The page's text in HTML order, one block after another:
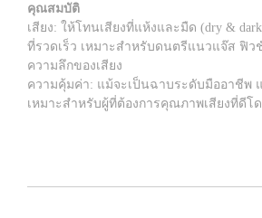
คุณสมบัติ
เสียง: ให้โทนเสียงที่แห้งและมืด (dry &
ที่รวดเร็ว เหมาะสำหรับดนตรีแนวแจ๊ส ฟิว
ความลึกของเสียง
ความคุ้มค่า: แม้จะเป็นฉาบระดับมืออาชีพ
เหมาะสำหรับผู้ที่ต้องการคุณภาพเสียงที่ดีโ